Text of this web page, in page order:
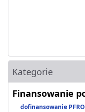
Kategorie
Finansowanie
dofinansowanie